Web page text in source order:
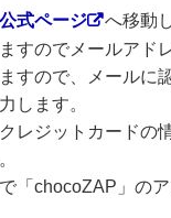
式ページ
へ移動
すのでメールアド
すので、メールに
します。
レジットカードの
「chocoZAP」の